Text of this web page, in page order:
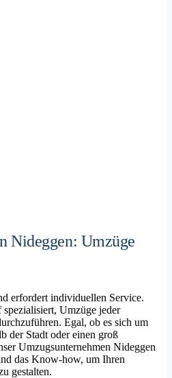
Nideggen: Umzüge
erfordert individuellen Service.
Umzüge jeder
Egal, ob es sich um
der Stadt oder einen groß
Umzugsunternehmen Nideggen
das Know-how, um Ihren
gestalten.